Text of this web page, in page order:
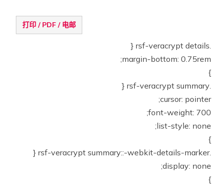
打印 / PDF / 电邮
.rsf-veracrypt details {
margin-bottom: 0.75rem;
}
.rsf-veracrypt summary {
cursor: pointer;
font-weight: 700;
list-style: none;
}
.rsf-veracrypt summary::-webkit-details-marker {
display: none;
}